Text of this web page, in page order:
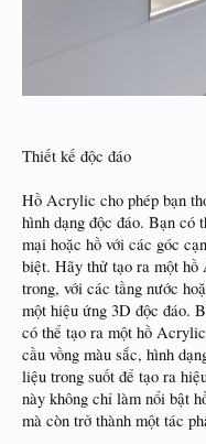
Thiết kế độc đáo
Hồ Acrylic cho phép bạn
hình dạng độc đáo. Bạn có
mại hoặc hồ với các góc
biệt. Hãy thử tạo ra một hồ
trong, với các tầng nước
một hiệu ứng 3D độc đáo.
có thể tạo ra một hồ
cầu vồng màu sắc, hình
liệu trong suốt để tạo ra
này không chỉ làm nổi bật
mà còn trở thành một tác